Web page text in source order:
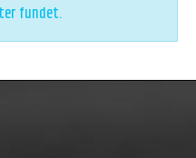
fundet.